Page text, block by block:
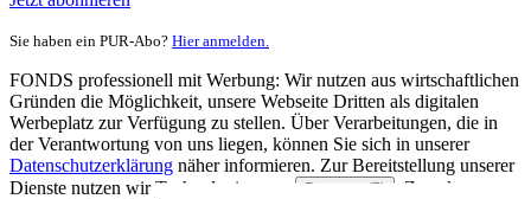
Sie haben ein PUR-Abo? Hier anmelden.
FONDS professionell mit Werbung: Wir nutzen aus wirtschaftlichen
Gründen die Möglichkeit, unsere Webseite Dritten als digitalen
Werbeplatz zur Verfügung zu stellen. Über Verarbeitungen, die in
der Verantwortung von uns liegen, können Sie sich in unserer
Datenschutzerklärung näher informieren. Zur Bereitstellung unserer
Dienste nutzen wir Technologien von
Partnern (5)
. Zwecke: